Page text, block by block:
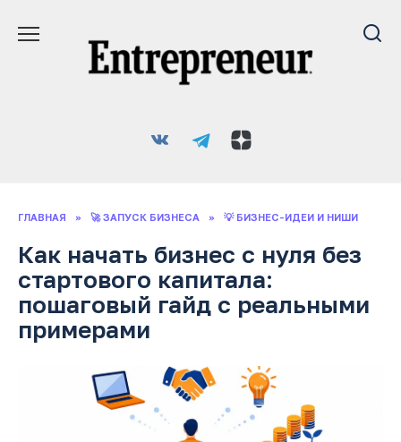
ГЛАВНАЯ » 🚀 ЗАПУСК БИЗНЕСА » 💡 БИЗНЕС-ИДЕИ И НИШИ
Как начать бизнес с нуля без
стартового капитала:
пошаговый гайд с реальными
примерами